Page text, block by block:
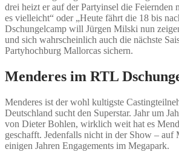
drei heizt er auf der Partyinsel die Feiernden
es vielleicht“ oder „Heute fährt die 18 bis
Dschungelcamp will Jürgen Milski nun
und sich wahrscheinlich auch die nächste
Partyhochburg Mallorcas sichern.
Menderes im RTL
Menderes ist der wohl kultigste
Deutschland sucht den Superstar. Jahr um
von Dieter Bohlen, wirklich weit hat es
geschafft. Jedenfalls nicht in der Show – auf
einigen Jahren Engagements im Megapark.